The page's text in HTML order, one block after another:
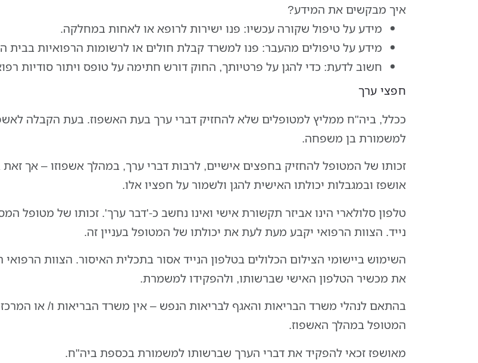
איך מבקשים את המידע?
מידע על טיפול שקורה עכשיו: פנו ישירות לרופא או לאחות במחלקה.
מידע על טיפולים מהעבר: פנו למשרד קבלת חולים או לרשומות הרפואיות בבית
חשוב לדעת: כדי להגן על פרטיותך, החוק דורש חתימה עלטופס ויתור סודיות
חפצי ערך
ככלל, ביה"ח ממליץ למטופלים שלא להחזיק דברי ערך בעת האשפוז. בעת הקבלה
למשמורת בן משפחה.
זכותו של המטופל להחזיק בחפצים אישיים, לרבות דברי ערך, במהלך אשפוזו – אך
אושפז ובמגבלות יכולתו האישית להגן ולשמור על חפציו אלו.
טלפון סלולארי הינו אביזר תקשורת אישי ואינו נחשב כ-'דבר ערך'. זכותו של מטופל
נייד. הצוות הרפואי יקבע מעת לעת את יכולתו של המטופל בעניין זה.
השימוש ביישומי הצילום הכלולים בטלפון הנייד אסור בתכלית האיסור. הצוות
את מכשיר הטלפון האישי שברשותו, ולהפקידו למשמרת.
בהתאם לנהלי משרד הבריאות והאגף לבריאות הנפש – אין משרד הבריאות ו/ או
המטופל במהלך האשפוז.
מאושפז זכאי להפקיד את דברי הערך שברשותו למשמורת בכספת ביה"ח.